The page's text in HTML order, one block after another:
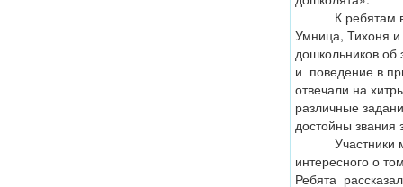
К ребятам в
Умница, Тихоня
дошкольников об
и поведение в
отвечали на
различные
достойны
Участники
интересного о
Ребята